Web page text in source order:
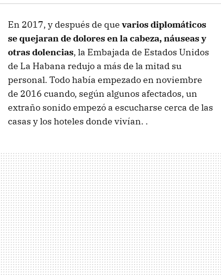
En 2017, y después de que varios diplomáticos
se quejaran de dolores en la cabeza, náuseas y
otras dolencias, la Embajada de Estados Unidos
de La Habana redujo a más de la mitad su
personal. Todo había empezado en noviembre
de 2016 cuando, según algunos afectados, un
extraño sonido empezó a escucharse cerca de las
casas y los hoteles donde vivían. .